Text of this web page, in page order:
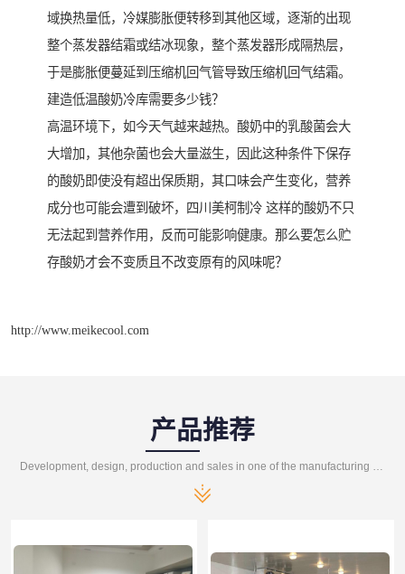
域换热量低，冷媒膨胀便转移到其他区域，逐渐的出现
整个蒸发器结霜或结冰现象，整个蒸发器形成隔热层，
于是膨胀便蔓延到压缩机回气管导致压缩机回气结霜。
建造低温酸奶冷库需要多少钱？
高温环境下，如今天气越来越热。酸奶中的乳酸菌会大
大增加，其他杂菌也会大量滋生，因此这种条件下保存
的酸奶即使没有超出保质期，其口味会产生变化，营养
成分也可能会遭到破坏，四川美柯制冷 这样的酸奶不只
无法起到营养作用，反而可能影响健康。那么要怎么贮
存酸奶才会不变质且不改变原有的风味呢？
http://www.meikecool.com
产品推荐